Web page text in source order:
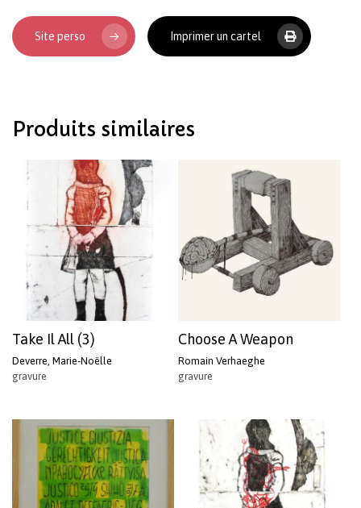
Site perso Imprimer un cartel
Produits similaires
Take Il All (3)
Deverre, Marie-Noëlle
gravure
Choose A Weapon
Romain Verhaeghe
gravure